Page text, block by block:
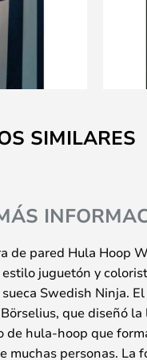
SIMILARES
de pared Hula Hoop
juguetón y
Swedish Ninja.
que diseñó
de hula-hoop que
muchas personas. La